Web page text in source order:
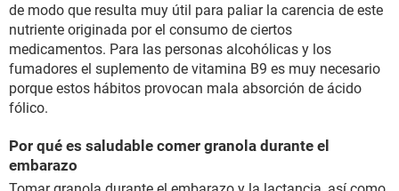
de modo que resulta muy útil para paliar la carencia de este
nutriente originada por el consumo de ciertos
medicamentos. Para las personas alcohólicas y los
fumadores el suplemento de vitamina B9 es muy necesario
porque estos hábitos provocan mala absorción de ácido
fólico.
Por qué es saludable comer granola durante el
embarazo